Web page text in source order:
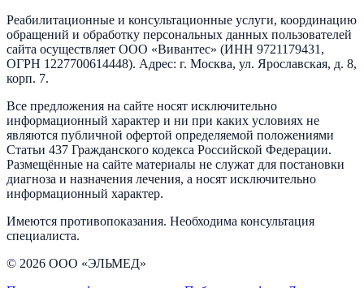
Реабилитационные и консультационные услуги, координацию
обращений и обработку персональных данных пользователей
сайта осуществляет ООО «Вивантес» (ИНН 9721179431 ,
ОГРН 1227700614448). Адрес: г. Москва, ул. Ярославская, д. 8,
корп. 7.
Все предложения на сайте носят исключительно
информационный характер и ни при каких условиях не
являются публичной офертой определяемой положениями
Статьи 437 Гражданского кодекса Российской Федерации.
Размещённые на сайте материалы не служат для постановки
диагноза и назначения лечения, а носят исключительно
информационный характер.
Имеются противопоказания. Необходима консультация
специалиста.
© 2026 ООО «ЭЛЬМЕД»